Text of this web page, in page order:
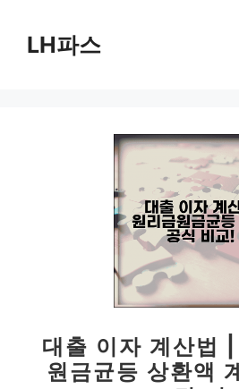
LH파스
대출 이자 계산법
원금균등 상환액